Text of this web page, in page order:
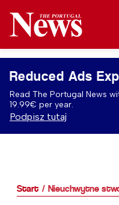
Reduced Ads
Read The Portugal News
19.99€ per year.
Podpisz tutaj
Start Nieuchwytne